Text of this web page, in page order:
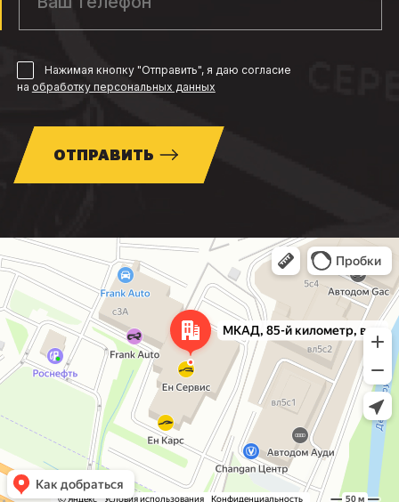
Нажимая кнопку "Отправить", я даю согласие
на обработку персональных данных
ОТПРАВИТЬ
Москва
МКАД, 85-й километр, вл3с1 — Яндекс Карты